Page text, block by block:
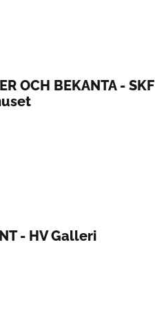
OCH BEKANTA - SKF
- HV Galleri